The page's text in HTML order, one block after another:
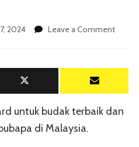
2024 Leave a Commenton
Muzik
Budak
untuk budak terbaik dan
di Malaysia.